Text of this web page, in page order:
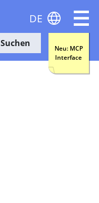
Suchen
Neu: MCP
Interface
DE